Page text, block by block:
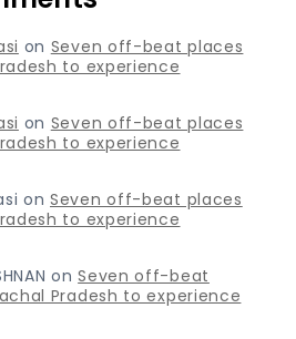
on Seven off-beat places
to experience
on Seven off-beat places
to experience
onSeven off-beat places
to experience
onSeven off-beat
Pradesh to experience